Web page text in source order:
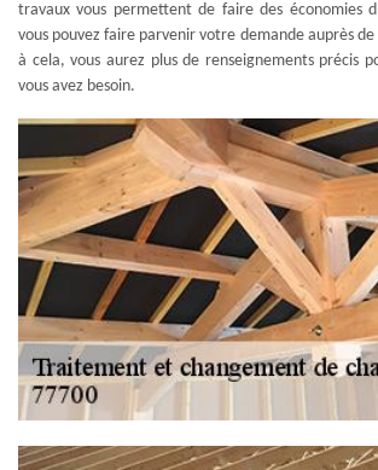
travaux vous permettent de faire des économies
vous pouvez faire parvenir votre demande auprès
à cela, vous aurez plus de renseignements précis
vous avez besoin.